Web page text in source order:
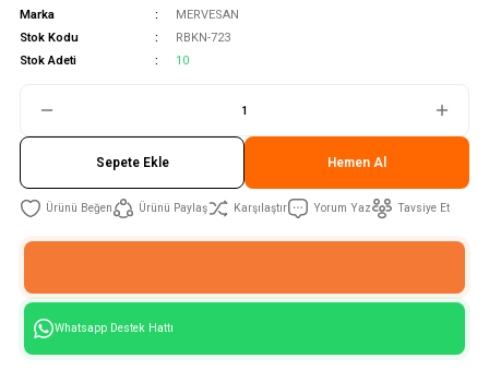
Marka
MERVESAN
Stok Kodu
RBKN-723
Stok Adeti
10
Sepete Ekle Hemen Al
Ürünü Paylaş Karşılaştır Yorum Yaz Tavsiye Et
Whatsapp Destek Hattı